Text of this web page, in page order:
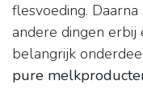
flesvoeding.
andere dingen
belangrijk
pure